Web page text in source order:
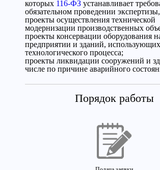
которых 116-ФЗ устанавливает
обязательном проведении
проекты осуществления технической
модернизации производственных
проекты консервации оборудования
предприятии и зданий,
технологического процесса;
проекты ликвидации сооружений и
числе по причине аварийного
Порядок работы